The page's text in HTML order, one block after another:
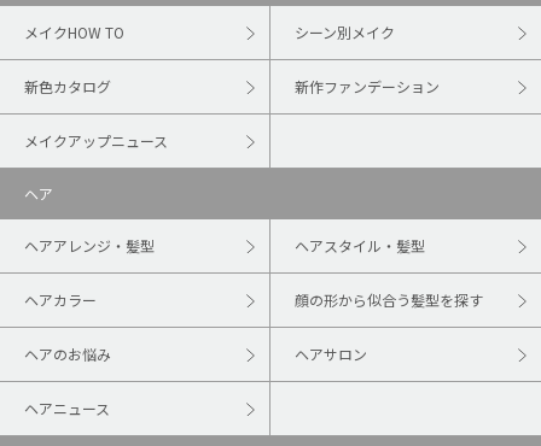
メイクHOW TO シーン別メイク
新色カタログ 新作ファンデーション
メイクアップニュース
ヘア
ヘアアレンジ・髪型 ヘアスタイル・髪型
ヘアカラー 顔の形から似合う髪型を探す
ヘアのお悩み ヘアサロン
ヘアニュース